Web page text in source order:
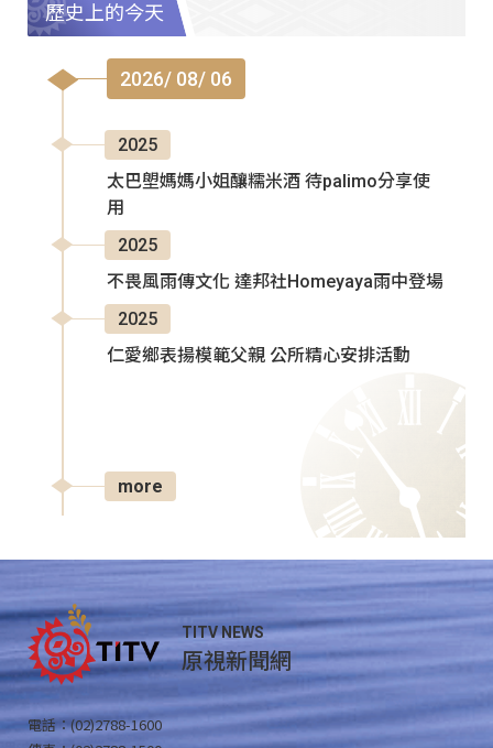
歷史上的今天
2026/ 08/ 06
2025
太巴塱媽媽小姐釀糯米酒 待palimo分享使
用
2025
不畏風雨傳文化 達邦社Homeyaya雨中登場
2025
仁愛鄉表揚模範父親 公所精心安排活動
more
TITV NEWS
原視新聞網
電話：(02)2788-1600